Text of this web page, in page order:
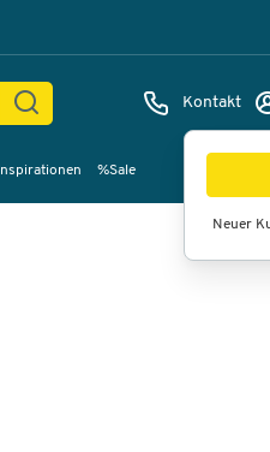
Kontakt
Neuer
Inspirationen %Sale
Videos 360°-Ansicht